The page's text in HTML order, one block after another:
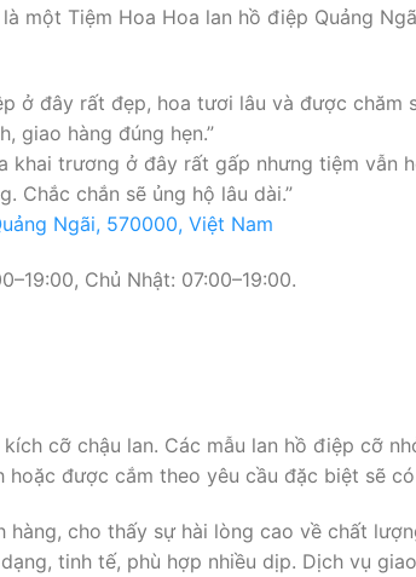
một Tiệm Hoa Hoa lan hồ điệp Quảng
ở đây rất đẹp, hoa tươi lâu và được chăm
giao hàng đúng hẹn.”
khai trương ở đây rất gấp nhưng tiệm vẫn
Chắc chắn sẽ ủng hộ lâu dài.”
Ngãi, 570000, Việt Nam
Chủ Nhật: 07:00–19:00.
cỡ chậu lan. Các mẫu lan hồ điệp cỡ
hoặc được cắm theo yêu cầu đặc biệt sẽ
cho thấy sự hài lòng cao về chất
tinh tế, phù hợp nhiều dịp. Dịch vụ